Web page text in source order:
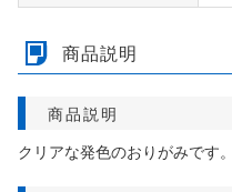
商品説明
商品説明
クリアな発色のおりがみです。